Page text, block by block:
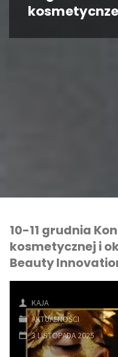
10-11 grudnia
kosmetycznej i
Beauty
KAJA
AKTUALNOŚCI
3 LISTOPADA 2025